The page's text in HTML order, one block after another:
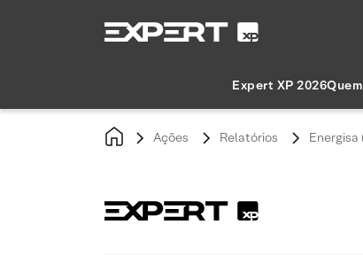
Expert XP 2026
Ações Relatórios Energisa